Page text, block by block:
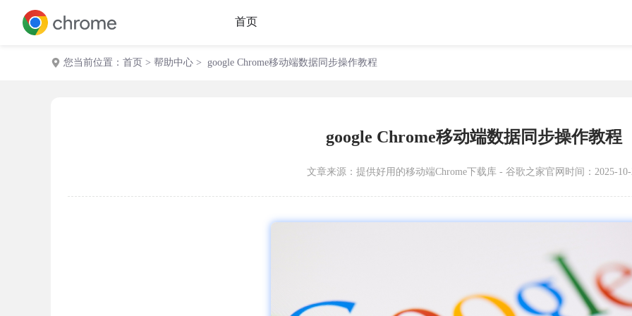
首页
您当前位置： 首页 > 帮助中心 > google Chrome移动端数据同步操作教程
google Chrome移动端数据同步操作教程
文章来源： 提供好用的移动端Chrome下载库 - 谷歌之家官网 时间：2025-